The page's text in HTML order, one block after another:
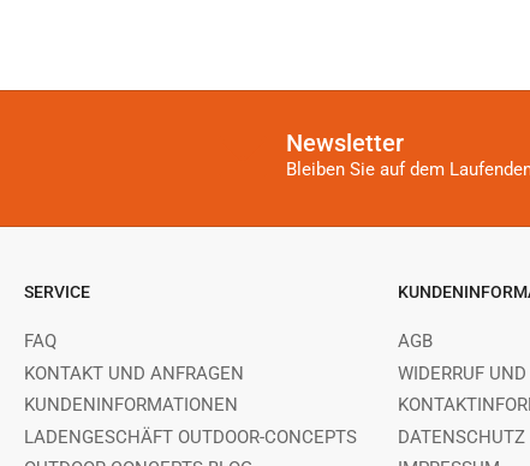
Newsletter
Bleiben Sie auf dem
SERVICE
FAQ
KONTAKT UND ANFRAGEN
KUNDENINFORMATIONEN
LADENGESCHÄFT OUTDOOR-CONCEPTS
AGB
WIDERRUF UND
DATENSCHUTZ